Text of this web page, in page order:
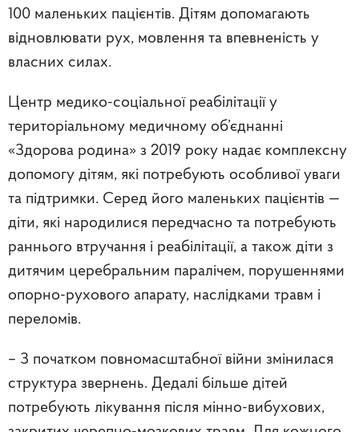
100 маленьких пацієнтів. Дітям допомагають
відновлювати рух, мовлення та впевненість у
власних силах.
Центр медико-соціальної реабілітації у
територіальному медичному об’єднанні
«Здорова родина» з 2019 року надає комплексну
допомогу дітям, які потребують особливої уваги
та підтримки. Серед його маленьких пацієнтів —
діти, які народилися передчасно та потребують
раннього втручання і реабілітації, а також діти з
дитячим церебральним паралічем, порушеннями
опорно-рухового апарату, наслідками травм і
переломів.
– З початком повномасштабної війни змінилася
структура звернень. Дедалі більше дітей
потребують лікування після мінно-вибухових,